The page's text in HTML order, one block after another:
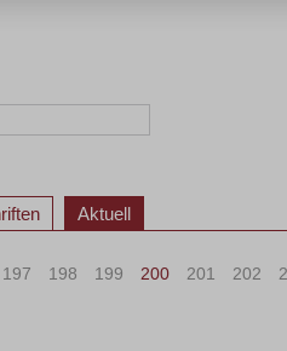
Aktuell
197 198 199 200 201 202